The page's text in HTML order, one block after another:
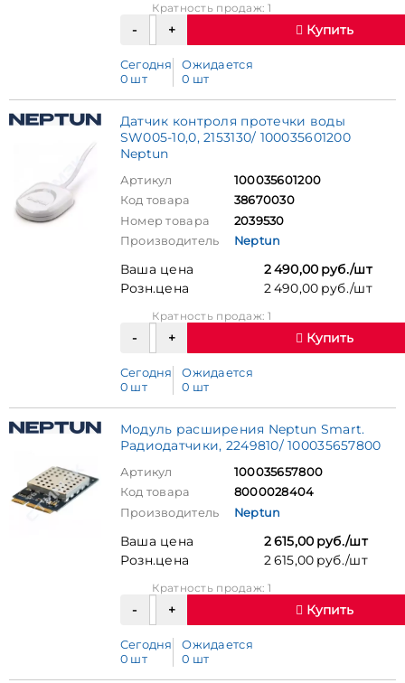
Кратность продаж: 1
Купить
Сегодня
0 шт
Ожидается
0 шт
Датчик контроля протечки воды
SW005-10,0, 2153130/ 100035601200
Neptun
Артикул
100035601200
Код товара
38670030
Номер товара
2039530
Производитель
Neptun
Ваша цена
2 490,00 руб./шт
Розн.цена
2 490,00 руб./шт
Кратность продаж: 1
Купить
Сегодня
0 шт
Ожидается
0 шт
Модуль расширения Neptun Smart.
Радиодатчики, 2249810/ 100035657800
Артикул
100035657800
Код товара
8000028404
Производитель
Neptun
Ваша цена
2 615,00 руб./шт
Розн.цена
2 615,00 руб./шт
Кратность продаж: 1
Купить
Сегодня
0 шт
Ожидается
0 шт